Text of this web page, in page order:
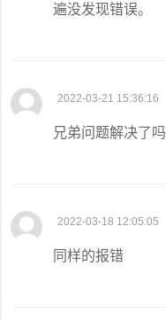
遍没发现错误。
2022-03-21 15:36:16
兄弟问题解决了吗
2022-03-18 12:05:05
同样的报错